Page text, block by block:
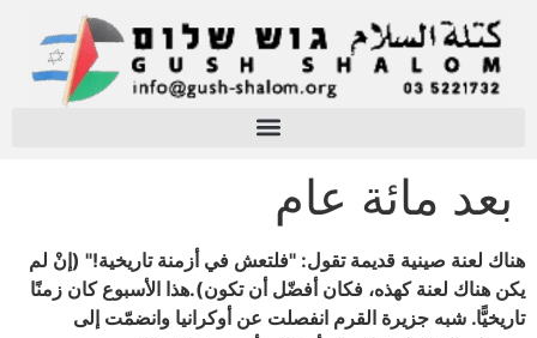
بعد مائة عام
هناك لعنة صينية قديمة تقول: "فلتعش في أزمنة تاريخية!" (إنْ لم
يكن هناك لعنة كهذه، فكان أفضّل أن تكون).هذا الأسبوع كان زمنًا
تاريخيًّا. شبه جزيرة القرم انفصلت عن أوكرانيا وانضمّت إلى